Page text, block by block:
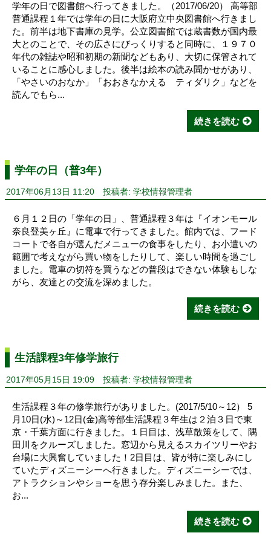
学年の日で図書館へ行ってきました。（2017/06/20） 高等部
普通課程１年では学年の日に大阪府立中央図書館へ行きまし
た。前半は地下書庫の見学。公立図書館では蔵書数が国内最
大とのことで、その広さにびっくりすると同時に、１９７０
年代の雑誌や昭和初期の新聞などもあり、大切に保管されて
いることに感心しました。後半は絵本の読み聞かせがあり、
「やさいのおなか」「おおきなかえる ティダリク」などを
読んでもら...
続きを読む
学年の日（普3年）
2017年06月13日 11:20 投稿者: 学校情報管理者
６月１２日の「学年の日」、普通課程３年は『イオンモール
奈良登美ヶ丘』に電車で行ってきました。館内では、フード
コートで各自が選んだメニューの食事をしたり、お小遣いの
範囲で考えながら買い物をしたりして、楽しい時間を過ごし
ました。電車の切符を買うなどの普段はできない体験もしな
がら、友達との交流を深めました。
続きを読む
生活課程3年修学旅行
2017年05月15日 19:09 投稿者: 学校情報管理者
生活課程３年の修学旅行がありました。(2017/5/10～12） 5
月10日(水)～12日(金)高等部生活課程３年生は２泊３日で東
京・千葉方面に行きました。１日目は、浅草散策をして、隅
田川をクルーズしました。窓辺から見えるスカイツリーやお
台場に大興奮していました！2日目は、皆が特に楽しみにし
ていたディズニーシーへ行きました。ディズニーシーでは、
アトラクションやショーを思う存分楽しみました。また、
お...
続きを読む